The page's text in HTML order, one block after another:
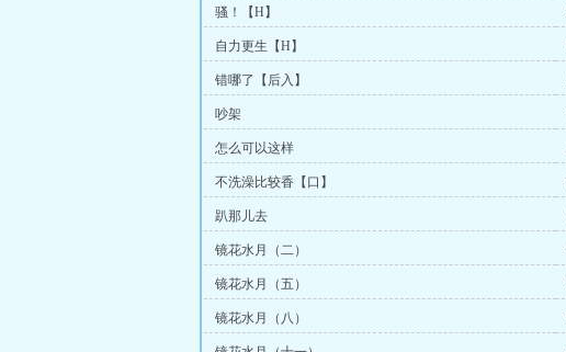
骚！【H】
自力更生【H】
错哪了【后入】
吵架
怎么可以这样
不洗澡比较香【口】
趴那儿去
镜花水月（二）
镜花水月（五）
镜花水月（八）